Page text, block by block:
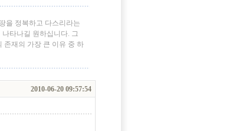
을 정복하고 다스리라는
타나길 원하십니다. 그
존재의 가장 큰 이유 중 하
2010-06-20 09:57:54